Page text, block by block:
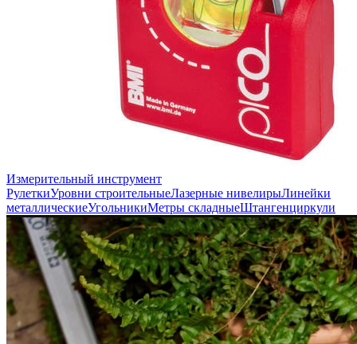
Измерительный инструмент
РулеткиУровни строительныеЛазерные нивелирыЛинейки
металлическиеУгольникиМетры складныеШтангенциркули